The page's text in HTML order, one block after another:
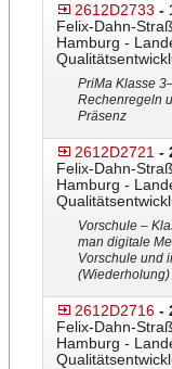
2612D2733 -
Felix-Dahn-
Hamburg -
PriMa Klasse
Rechenregeln
Präsenz
2612D2721 -
Felix-Dahn-
Hamburg -
Vorschule –
man digitale
Vorschule und
2612D2716 -
Felix-Dahn-
Hamburg -